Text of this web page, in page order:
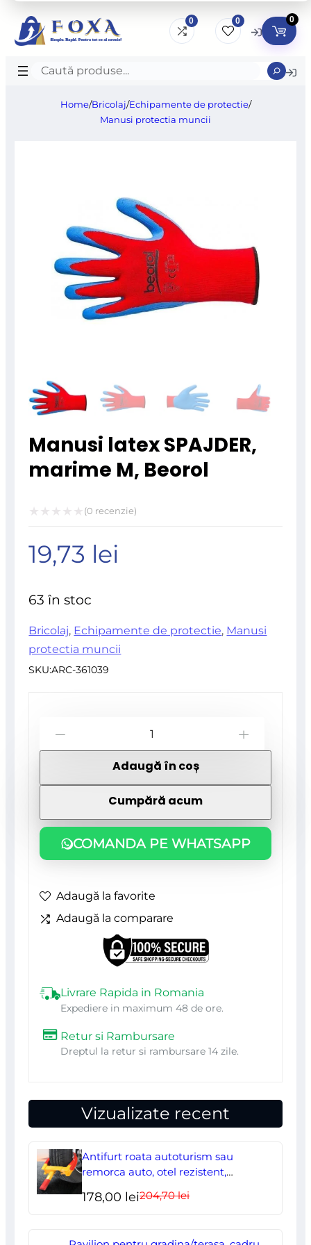
0 0 0
Caută
Home/Bricolaj/Echipamente de protectie/
Manusi protectia muncii
Manusi latex SPAJDER,
marime M, Beorol
la
(0 recenzie)
19,73 lei
63 în stoc
Bricolaj, Echipamente de protectie, Manusi
protectia muncii
SKU:ARC-361039
Livrare Rapida in Romania
Expediere in maximum 48 de ore.
Retur si Rambursare
Dreptul la retur si rambursare 14 zile.
COMANDA PE WHATSAPP
Manusi
marime
M,
Beorol
Adaugă în coș
Cumpără acum
Adaugă la favorite
Adaugă la comparare
Vizualizate recent
Antifurt roata autoturism sau
remorca auto, otel rezistent,
204,70leiPrețul
a
178,00 lei
Prețul
este: